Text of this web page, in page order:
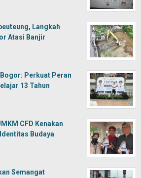
Langkah
Atasi Banjir
Perkuat Peran
13 Tahun
CFD Kenakan
Budaya
Semangat